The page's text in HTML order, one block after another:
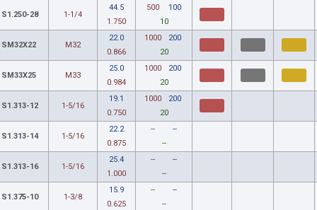
S1.250-28 1-1/4
44.5
1.750
500
100
10
SM32X22 M32
22.0
0.866
1000
200
20
SM33X25 M33
25.0
0.984
1000
200
20
S1.313-12 1-5/16
19.1
0.750
1000
200
20
S1.313-14 1-5/16
22.2
0.875
--
--
--
S1.313-16 1-5/16
25.4
1.000
--
--
--
S1.375-10 1-3/8
15.9
0.625
--
--
--